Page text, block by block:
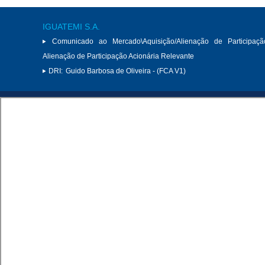
IGUATEMI S.A.
Comunicado ao Mercado\Aquisição/Alienação de
Alienação de Participação Acionária Relevante
DRI: Guido Barbosa de Oliveira - (FCA V1)